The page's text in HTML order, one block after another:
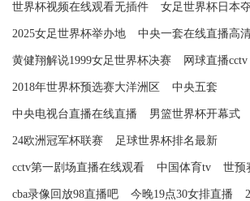
世界杯视频在线观看无插件 女足世界杯日本
2025女足世界杯举办地 中央一套在线直播高
黄健翔解说1999女足世界杯决赛 网球直播cctv
2018年世界杯预选赛大洋洲区 中央五套
中央电视台直播在线直播 男篮世界杯开幕式
24欧洲冠军杯联赛 足球世界杯排名最新
cctv第一剧场直播在线观看 中国体育tv 世预
cba录像回放98直播吧 今晚19点30女排直播